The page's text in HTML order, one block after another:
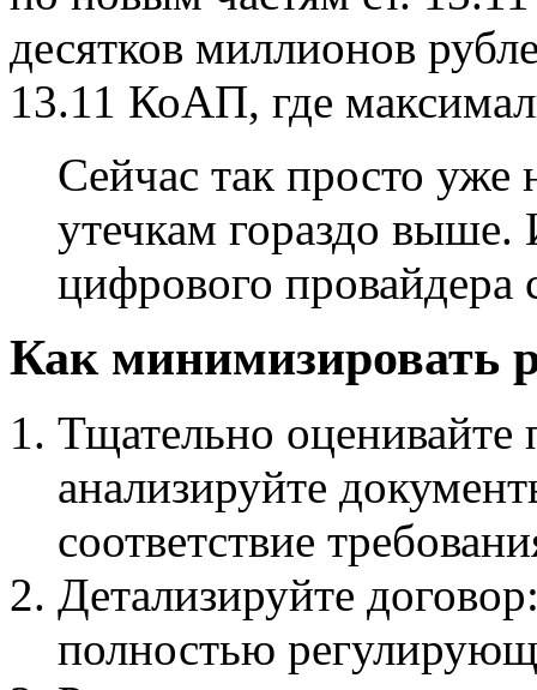
десятков миллионов
13.11 КоАП, где
Сейчас так просто уже
утечкам гораздо
цифрового провайдера
Как минимизировать
Тщательно оценивайте
анализируйте
соответствие
Детализируйте
полностью